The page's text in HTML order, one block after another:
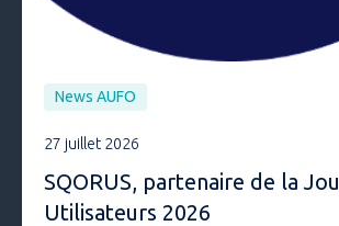
News AUFO
27 juillet 2026
SQORUS, partenaire de la
Utilisateurs 2026